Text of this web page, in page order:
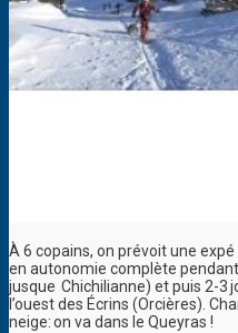
À 6 copains, on prévoit une
en autonomie complète
jusque Chichilianne) et puis 2-3
l’ouest des Écrins (Orcières).
neige: on va dans le Queyras !